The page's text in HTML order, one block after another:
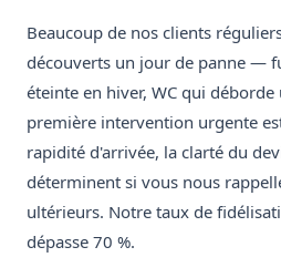
Beaucoup de nos clients
découverts un jour de panne —
éteinte en hiver, WC qui
première intervention urgente
rapidité d'arrivée, la clarté du
déterminent si vous nous
ultérieurs. Notre taux de
dépasse 70 %.